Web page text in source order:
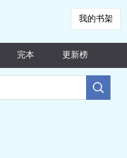
我的书架
完本 更新榜